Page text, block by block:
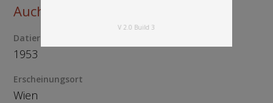
V 2.0 Build 3
Auch dies ist eine SPÖ-Wahllüge!
Datierung
1953
Erscheinungsort
Wien